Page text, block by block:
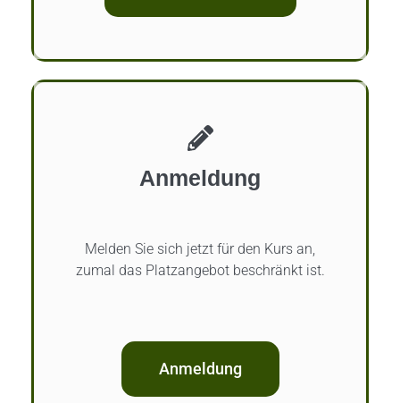
Anmeldung
Melden Sie sich jetzt für den Kurs an,
zumal das Platzangebot beschränkt ist.
Anmeldung